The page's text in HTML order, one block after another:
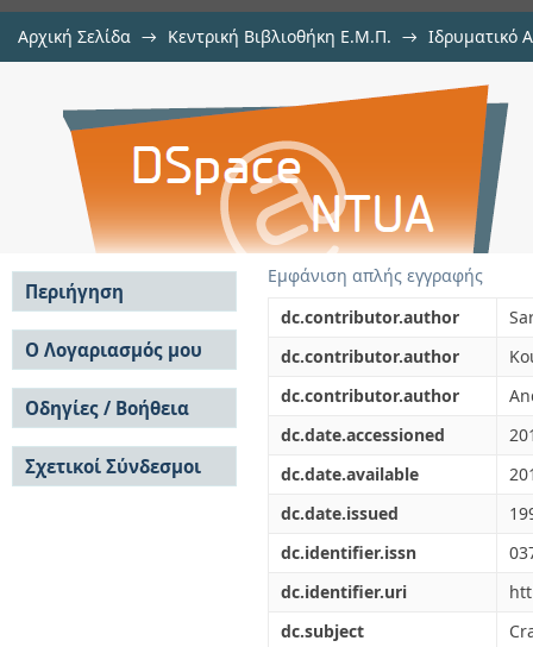
Αρχική Σελίδα → Κεντρική Βιβλιοθήκη Ε.Μ.Π. → Ιδρυματικό
A comparative study of
composites and alloys
Εμφάνιση απλής εγγραφής
dc.contributor.author
dc.contributor.author
dc.contributor.author
dc.date.accessioned
dc.date.available
dc.date.issued
dc.identifier.issn
dc.identifier.uri
dc.subject
Περιήγηση
Σε όλο το DSpace
Κοινότητες & Συλλογές
Ανά Ημερομηνία
Έκδοσης
Συγγραφείς
Τίτλοι
Θέματα
Ο Λογαριασμός μου
Σύνδεση
Εγγραφή
Οδηγίες / Βοήθεια
Οδηγίες Υποβολής
Οδηγίες Χρήσης ΙΑ
Συχνές Ερωτήσεις
Σχετικοί Σύνδεσμοι